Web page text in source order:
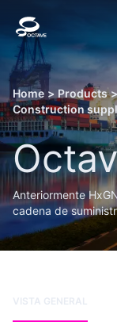
Home > Products >
Construction
Anteriormente
cadena de
VISTA GENERAL